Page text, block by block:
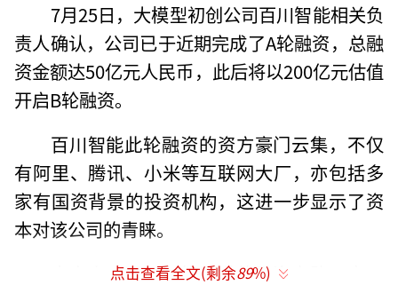
7月25日，大模型初创公司百川智能相关负
责人确认，公司已于近期完成了A轮融资，总融
资金额达50亿元人民币，此后将以200亿元估值
开启B轮融资。
百川智能此轮融资的资方豪门云集，不仅
有阿里、腾讯、小米等互联网大厂，亦包括多
家有国资背景的投资机构，这进一步显示了资
本对该公司的青睐。
事实上，百川智能顺遂的融资之路，离不
点击查看全文(剩余89%)